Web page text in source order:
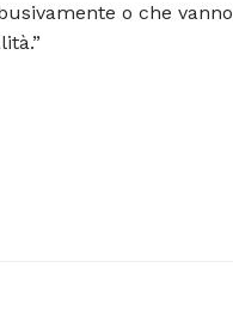
o che